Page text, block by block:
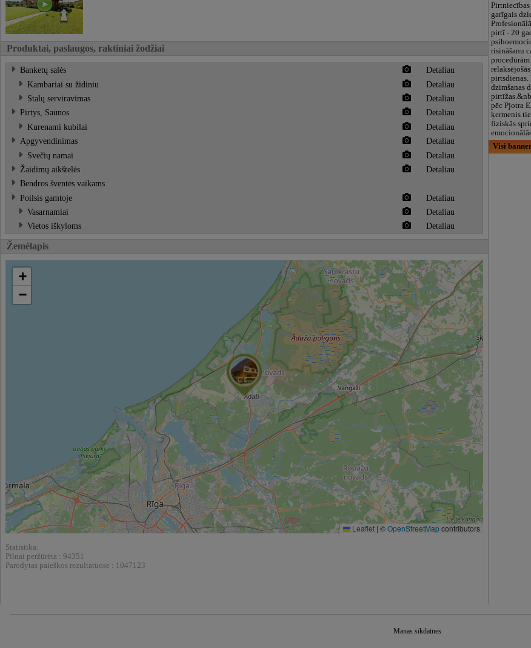
Produktai, paslaugos, raktiniai žodžiai
Banketų salės
Detaliau
Kambariai su židiniu
Detaliau
Stalų serviravimas
Detaliau
Pirtys, Saunos
Detaliau
Kurenami kubilai
Detaliau
Apgyvendinimas
Detaliau
Svečių namai
Detaliau
Žaidimų aikštelės
Detaliau
Bendros šventės vaikams
Poilsis gamtoje
Detaliau
Vasarnamiai
Detaliau
Vietos iškyloms
Detaliau
Žemėlapis
+
−
Leaflet | ©OpenStreetMapcontributors
Statistika:
Pilnai peržūrėta : 94351
Parodytas paieškos rezultatuose : 1047123
Pirtniecības
garīgais
pirtī - 20
risināšanu
dzimšanas
pēc Pjotra
ķermenis
fiziskās
Visi
Manas sīkdatnes